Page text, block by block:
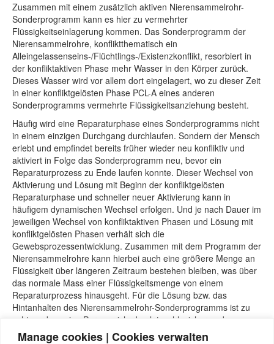
Manage cookies | Cookies verwalten
Zusammen mit einem zusätzlich aktiven Nierensammelrohr-
Sonderprogramm kann es hier zu vermehrter
Flüssigkeitseinlagerung kommen. Das Sonderprogramm der
Nierensammelrohre, konfliktthematisch ein
Alleingelassenseins-/Flüchtlings-/Existenzkonflikt, resorbiert in
der konfliktaktiven Phase mehr Wasser in den Körper zurück.
Dieses Wasser wird vor allem dort eingelagert, wo zu dieser Zeit
in einer konfliktgelösten Phase PCL-A eines anderen
Sonderprogramms vermehrte Flüssigkeitsanziehung besteht.
Häufig wird eine Reparaturphase eines Sonderprogramms nicht
in einem einzigen Durchgang durchlaufen. Sondern der Mensch
erlebt und empfindet bereits früher wieder neu konfliktiv und
aktiviert in Folge das Sonderprogramm neu, bevor ein
Reparaturprozess zu Ende laufen konnte. Dieser Wechsel von
Aktivierung und Lösung mit Beginn der konfliktgelösten
Reparaturphase und schneller neuer Aktivierung kann in
häufigem dynamischen Wechsel erfolgen. Und je nach Dauer im
jeweiligen Wechsel von konfliktaktiven Phasen und Lösung mit
konfliktgelösten Phasen verhält sich die
Gewebsprozessentwicklung. Zusammen mit dem Programm der
Nierensammelrohre kann hierbei auch eine größere Menge an
Flüssigkeit über längeren Zeitraum bestehen bleiben, was über
das normale Mass einer Flüssigkeitsmenge von einem
Reparaturprozess hinausgeht. Für die Lösung bzw. das
Hintanhalten des Nierensammelrohr-Sonderprogramms ist zu
achten, dass eine Person sich absolut wohl, sicher und
geborgen fühlen kann, sich wie zu Hause fühlen kann.